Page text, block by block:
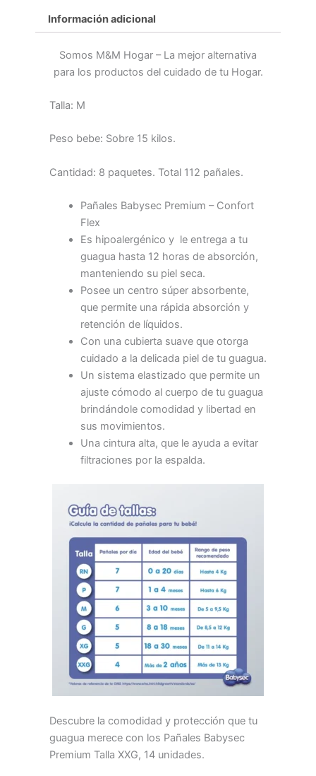
Información adicional
Somos M&M Hogar – La mejor alternativa
para los productos del cuidado de tu Hogar.
Talla: M
Peso bebe: Sobre 15 kilos.
Cantidad: 8 paquetes. Total 112 pañales.
Pañales Babysec Premium – Confort
Flex
Es hipoalergénico y le entrega a tu
guagua hasta 12 horas de absorción,
manteniendo su piel seca.
Posee un centro súper absorbente,
que permite una rápida absorción y
retención de líquidos.
Con una cubierta suave que otorga
cuidado a la delicada piel de tu guagua.
Un sistema elastizado que permite un
ajuste cómodo al cuerpo de tu guagua
brindándole comodidad y libertad en
sus movimientos.
Una cintura alta, que le ayuda a evitar
filtraciones por la espalda.
Descubre la comodidad y protección que tu
guagua merece con los Pañales Babysec
Premium Talla XXG, 14 unidades.